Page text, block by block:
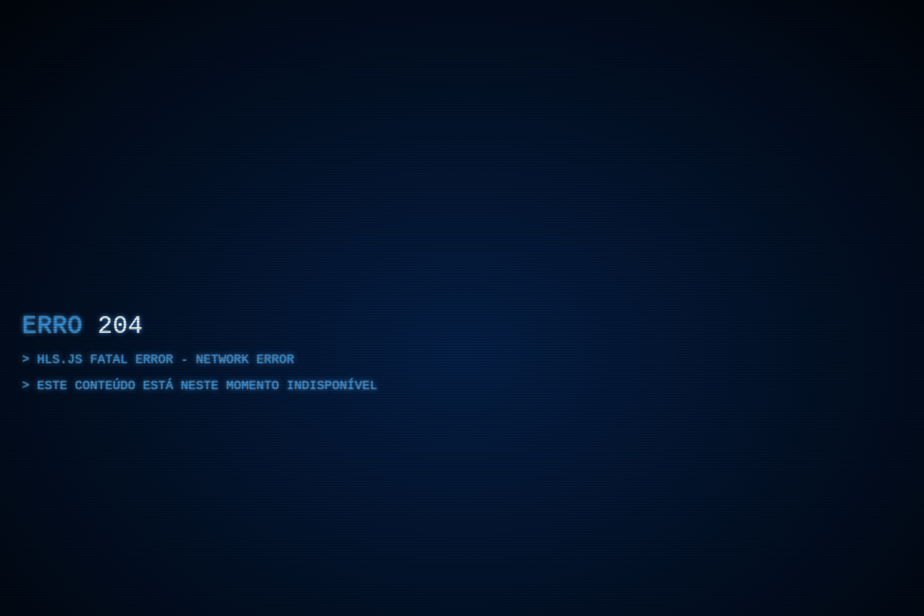
ERRO 204
HLS.JS FATAL ERROR - NETWORK ERROR
ESTE CONTEÚDO ESTÁ NESTE MOMENTO INDISPONÍVEL